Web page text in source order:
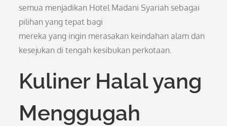
semua menjadikan Hotel Madani Syariah sebagai
pilihan yang tepat bagi
mereka yang ingin merasakan keindahan alam dan
kesejukan di tengah kesibukan perkotaan.
Kuliner Halal yang
Menggugah